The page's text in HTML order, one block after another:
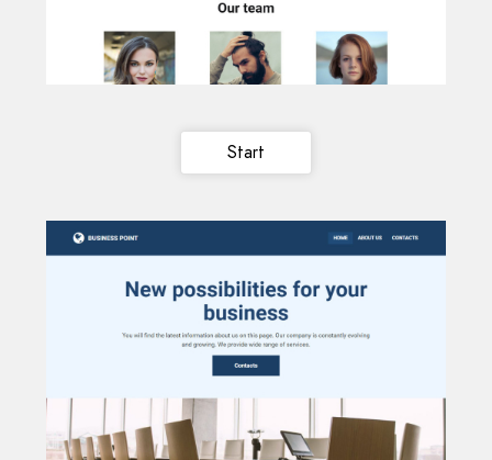
Start